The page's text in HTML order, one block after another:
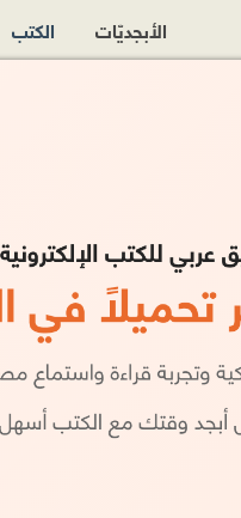
الأبجديّات الكتب